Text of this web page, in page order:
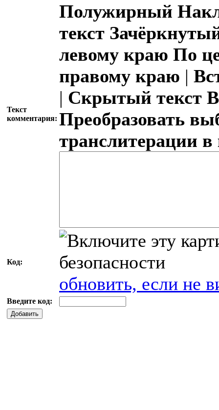
Текст
комментария:
Полужирный
текст
левому краю По
правому краю |
| Скрытый текст
Преобразовать
транслитерации
Код:
обновить, если не
Введите код:
Добавить